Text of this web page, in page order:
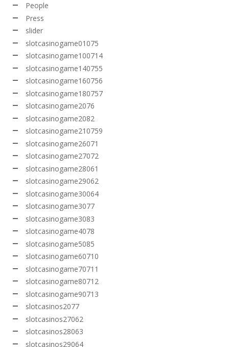
People
Press
slider
slotcasinogame01075
slotcasinogame100714
slotcasinogame140755
slotcasinogame160756
slotcasinogame180757
slotcasinogame2076
slotcasinogame2082
slotcasinogame210759
slotcasinogame26071
slotcasinogame27072
slotcasinogame28061
slotcasinogame29062
slotcasinogame30064
slotcasinogame3077
slotcasinogame3083
slotcasinogame4078
slotcasinogame5085
slotcasinogame60710
slotcasinogame70711
slotcasinogame80712
slotcasinogame90713
slotcasinos2077
slotcasinos27062
slotcasinos28063
slotcasinos29064